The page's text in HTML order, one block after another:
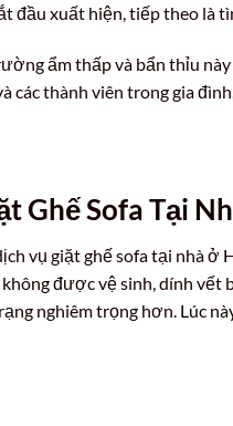
đầu xuất hiện, tiếp theo là
ẩm thấp và bẩn thỉu
các thành viên trong gia
Ghế Sofa Tại
vụ giặt ghế sofa tại nhà ở
không được vệ sinh, dính
nghiêm trọng hơn. Lúc